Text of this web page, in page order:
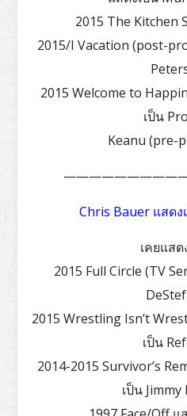
2015 The Kitchen
2015/I Vacation (post-
2015 Welcome to
เป็น
Keanu (pre-
Chris Bauer แสดง
เคยแสด
2015 Full Circle (TV
2015 Wrestling Isn’t
เป็น
2014-2015 Survivor’s
เป็น